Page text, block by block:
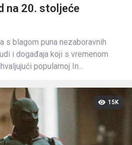
na 20. stoljeće
s blagom puna nezaboravnih
i događaja koji s vremenom
popularnoj In...
15K